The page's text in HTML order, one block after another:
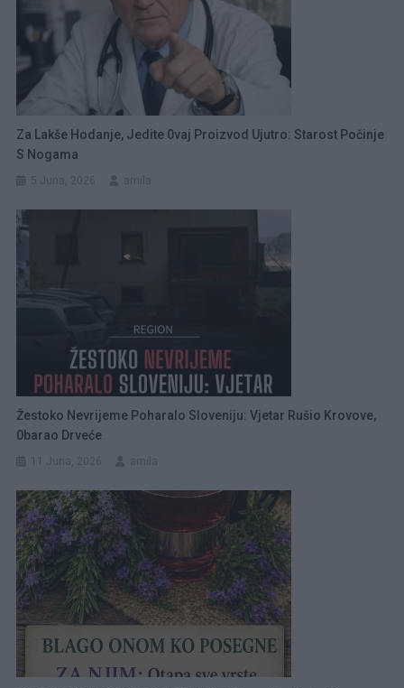
Za Lakše Hodanje, Jedite 0vaj Proizvod Ujutro: Starost Počinje
S Nogama
Žestoko Nevrijeme Poharalo Sloveniju: Vjetar Rušio Krovove,
0barao Drveće